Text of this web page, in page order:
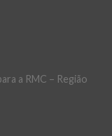
a RMC – Região